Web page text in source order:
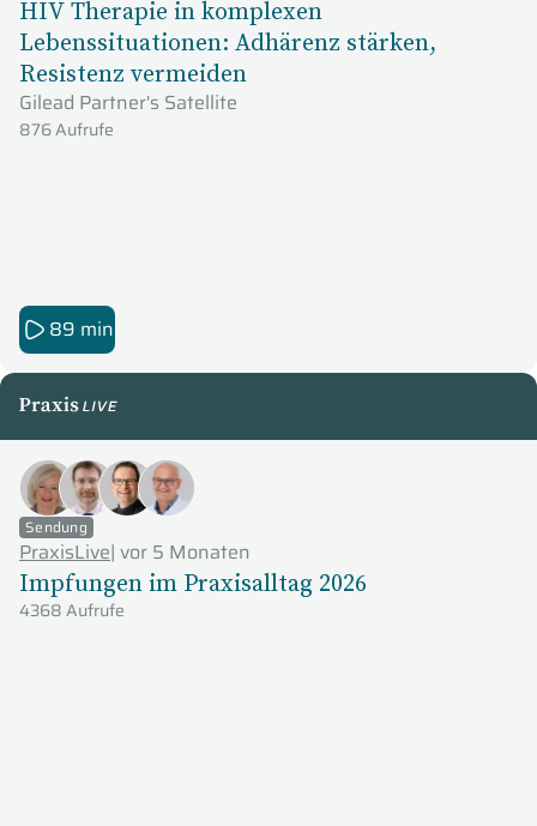
HIV Therapie in komplexen
Lebenssituationen: Adhärenz stärken,
Resistenz vermeiden
Gilead Partner's Satellite
876 Aufrufe
89 min
PraxisLive
Sendung
PraxisLive| vor 5 Monaten
Impfungen im Praxisalltag 2026
4368 Aufrufe